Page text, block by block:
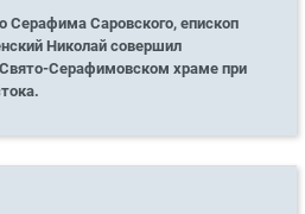
Серафима Саровского, епископ
Николай совершил
Серафимовском храме при